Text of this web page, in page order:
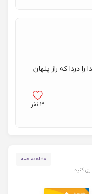
دردا که راز پنهان
3نفر
کنید.
مشاهده همه